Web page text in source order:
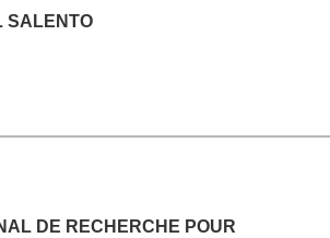
SALENTO
DE RECHERCHE POUR